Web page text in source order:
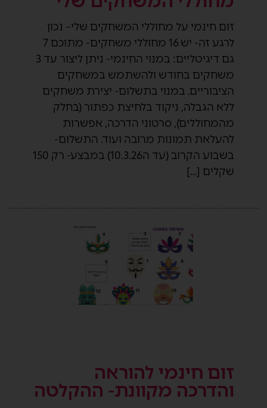
זום חינמי על מחוללי המשחקים שלי– נכון
לרגע זה- יש 16 מחוללי משחקים- מתוכם 7
גם דיגיטליים: במנוי החינמי- ניתן ליצור עד 3
משחקים בחודש ולהשתמש במשחקים
הציבוריים. במנוי בתשלום- יצירת משחקים
ללא הגבלה, ניקוד בלחיצת כפתור (בחלק
מהמחוללים), סרטוני הדרכה, אפשרות
להעלאת תמונות מרובה ועוד. התשלום-
בשבוע הקרוב (עד ה10.3.26) במבצע- רק 150
שקלים […]
זום חינמי להוראה
והדרכה מקוונת- ההקלטה